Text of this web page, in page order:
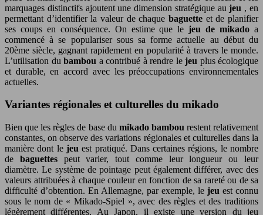
marquages distinctifs ajoutent une dimension stratégique aujeu , en
permettant d’identifier la valeur de chaque baguette et de planifier
ses coups en conséquence. On estime que lejeu de mikadoa
commencé à se populariser sous sa forme actuelle au début du
20ème siècle, gagnant rapidement en popularité à travers le monde.
L’utilisation du bambou a contribué à rendre le jeu plus écologique
et durable, en accord avec les préoccupations environnementales
actuelles.
Variantes régionales et culturelles du mikado
Bien que les règles de base du mikado bambou restent relativement
constantes, on observe des variations régionales et culturelles dans la
manière dont le jeuest pratiqué. Dans certaines régions, le nombre
de baguettes peut varier, tout comme leur longueur ou leur
diamètre. Le système de pointage peut également différer, avec des
valeurs attribuées à chaque couleur en fonction de sa rareté ou de sa
difficulté d’obtention. En Allemagne, par exemple, le jeu est connu
sous le nom de « Mikado-Spiel », avec des règles et des traditions
légèrement différentes. Au Japon, il existe une version du jeu